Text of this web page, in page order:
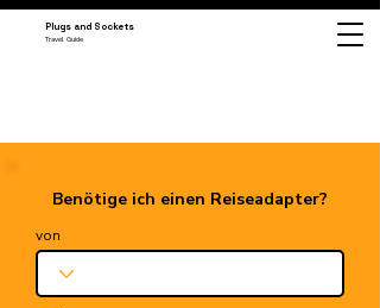
Plugs and Sockets
Travel Guide
Benötige ich einen Reiseadapter?
von